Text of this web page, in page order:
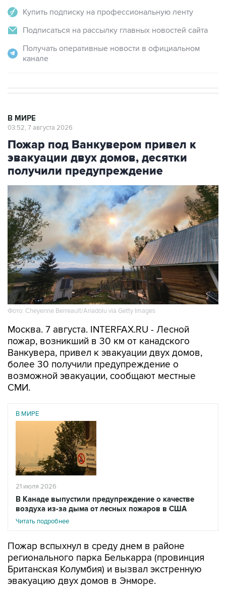
Купить подписку на профессиональную ленту
Подписаться на рассылку главных новостей сайта
Получать оперативные новости в официальном
канале
В МИРЕ
03:52, 7 августа 2026
Пожар под Ванкувером привел к
эвакуации двух домов, десятки
получили предупреждение
Фото: Cheyenne Berreault/Anadolu via Getty Images
Москва. 7 августа. INTERFAX.RU - Лесной
пожар, возникший в 30 км от канадского
Ванкувера, привел к эвакуации двух домов,
более 30 получили предупреждение о
возможной эвакуации, сообщают местные
СМИ.
В МИРЕ
21 июля 2026
В Канаде выпустили предупреждение о качестве
воздуха из-за дыма от лесных пожаров в США
Читать подробнее
Пожар вспыхнул в среду днем в районе
регионального парка Белькарра (провинция
Британская Колумбия) и вызвал экстренную
эвакуацию двух домов в Энморе.